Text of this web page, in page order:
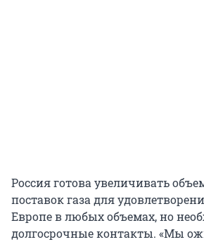
Россия готова увеличивать
поставок газа для
Европе в любых объемах, но
долгосрочные контакты. «Мы